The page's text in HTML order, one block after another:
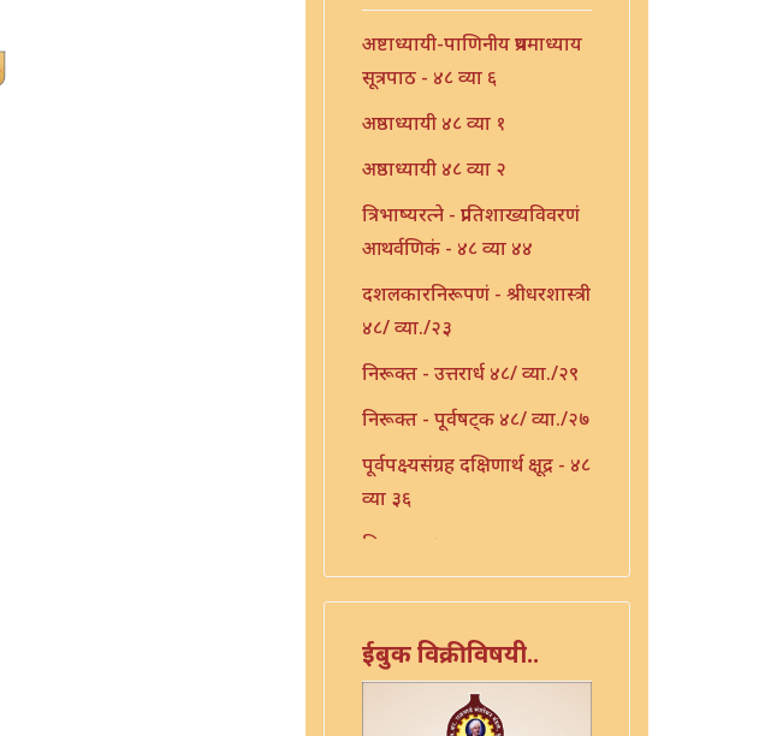
अष्टाध्यायी-पाणिनीय प्रथमाध्याय
सूत्रपाठ - ४८ व्या ६
अष्ठाध्यायी ४८ व्या १
अष्ठाध्यायी ४८ व्या २
त्रिभाष्यरत्ने - प्रातिशाख्यविवरणं
आथर्वणिकं - ४८ व्या ४४
दशलकारनिरूपणं - श्रीधरशास्त्री
४८/ व्या./२३
निरूक्त - उत्तरार्ध ४८/ व्या./२९
निरूक्त - पूर्वषट्क ४८/ व्या./२७
पूर्वपक्ष्यसंग्रह दक्षिणार्थ क्षूद्र - ४८
व्या ३६
प्रक्रिया - ४८ व्या ३९
प्रातिशाख्य भाष्यं - ४८ व्या ४३
प्रातिशाख्यं - पंचाष्टक ४८ व्या ४५
प्रौढमनोरमा ४८ व्या ४६
ईबुक विक्रीविषयी..